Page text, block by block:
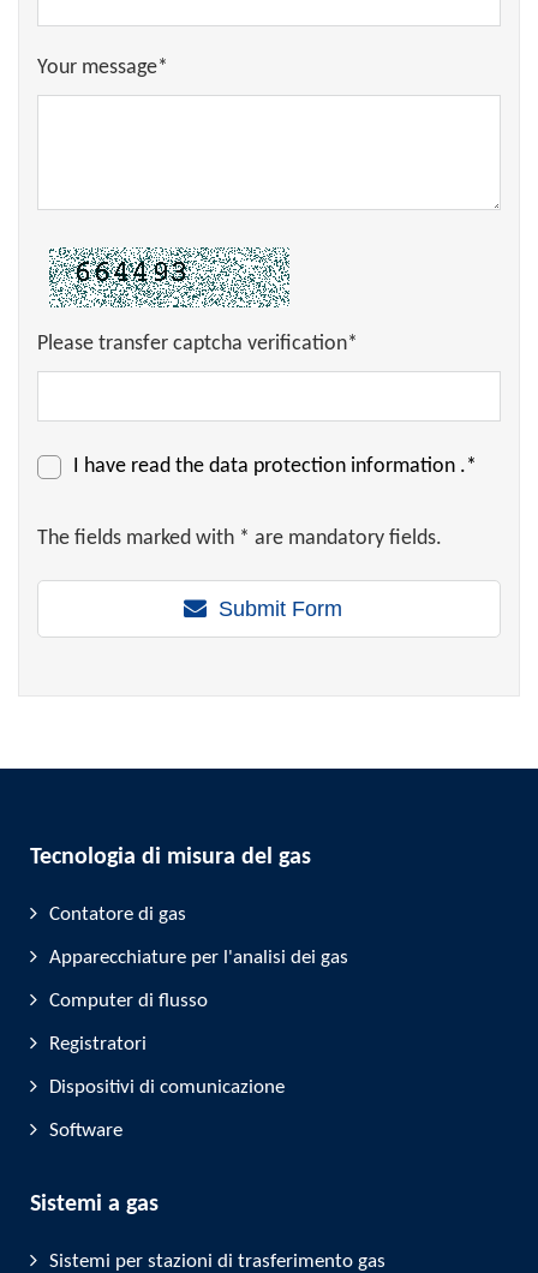
Your message*
Please transfer captcha verification*
I have read the data protection information .*
The fields marked with * are mandatory fields.
Submit Form
Tecnologia di misura del gas
Contatore di gas
Apparecchiature per l'analisi dei gas
Computer di flusso
Registratori
Dispositivi di comunicazione
Software
Sistemi a gas
Sistemi per stazioni di trasferimento gas